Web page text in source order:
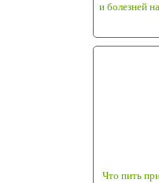
и болезней
Что пить